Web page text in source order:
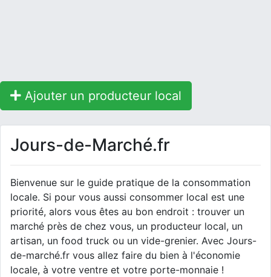
Ajouter un producteur local
Jours-de-Marché.fr
Bienvenue sur le guide pratique de la consommation
locale. Si pour vous aussi consommer local est une
priorité, alors vous êtes au bon endroit : trouver un
marché près de chez vous, un producteur local, un
artisan, un food truck ou un vide-grenier. Avec Jours-
de-marché.fr vous allez faire du bien à l'économie
locale, à votre ventre et votre porte-monnaie !